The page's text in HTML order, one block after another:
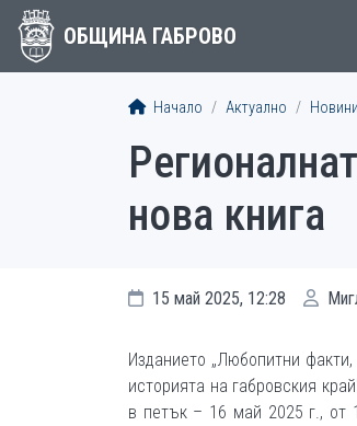
ОБЩИНА ГАБРОВО
Начало Актуално Новини
нова книга
15 май 2025, 12:28
Изданието „Любопитни
историята на габровския
в петък – 16 май 2025 г., от